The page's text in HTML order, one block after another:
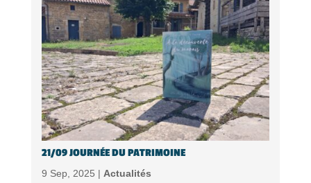
21/09 JOURNÉE DU PATRIMOINE
9 Sep, 2025 | Actualités